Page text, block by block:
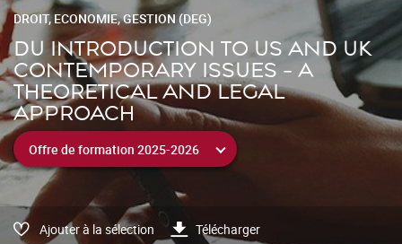
DROIT, ECONOMIE, GESTION (DEG)
DU INTRODUCTION TO US AND UK
CONTEMPORARY ISSUES - A
THEORETICAL AND LEGAL
APPROACH
Ajouter à la sélection
Télécharger